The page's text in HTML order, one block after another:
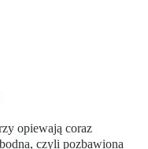
opiewają coraz
czyli pozbawiona